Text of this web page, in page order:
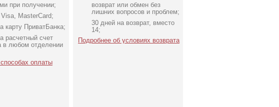
при получении;
MasterCard;
карту ПриватБанка;
расчетный счет
в любом отделении
оплаты
возврат или обмен без
лишних вопросов и проблем;
30 дней на возврат, вместо
14;
Подробнее об условиях возврата